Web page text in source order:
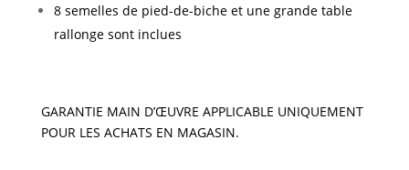
8 semelles de pied-de-biche et une grande table
rallonge sont inclues
GARANTIE MAIN D’ŒUVRE APPLICABLE UNIQUEMENT
POUR LES ACHATS EN MAGASIN.